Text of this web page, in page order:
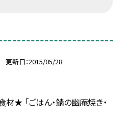
更新日 2015/05/28
材★ 「ごはん・鯖の幽庵焼き・